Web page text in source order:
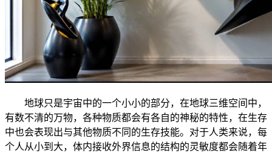
地球只是宇宙中的一个小小的部分，在地球三维空间中，
有数不清的万物，各种物质都会有各自的神秘的特性，在生存
中也会表现出与其他物质不同的生存技能。对于人类来说，每
个人从小到大，体内接收外界信息的结构的灵敏度都会随着年